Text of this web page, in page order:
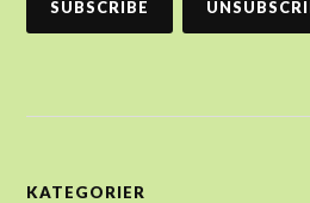
KATEGORIER